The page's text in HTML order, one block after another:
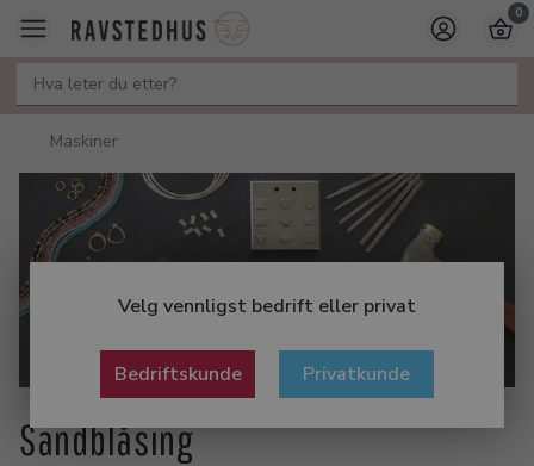
Velg vennligst bedrift eller privat
Bedriftskunde Privatkunde
0
Maskiner
Sandblåsing